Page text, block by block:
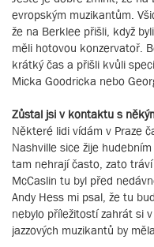
evropským muzikantům.
že na Berklee přišli, když
měli hotovou konzervatoř.
krátký čas a přišli kvůli
Micka Goodricka nebo
Zůstal jsi v kontaktu s
Některé lidi vídám v Praze
Nashville sice žije
tam nehrají často, zato
McCaslin tu byl před
Andy Hess mi psal, že tu
nebylo příležitostí zahrát si
jazzových muzikantů by